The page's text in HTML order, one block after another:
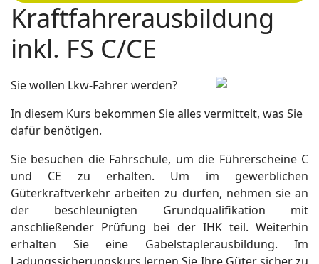
Kraftfahrerausbildung
inkl. FS C/CE
Sie wollen Lkw-Fahrer werden?
In diesem Kurs bekommen Sie alles vermittelt, was Sie
dafür benötigen.
Sie besuchen die Fahrschule, um die Führerscheine C
und CE zu erhalten. Um im gewerblichen
Güterkraftverkehr arbeiten zu dürfen, nehmen sie an
der beschleunigten Grundqualifikation mit
anschließender Prüfung bei der IHK teil. Weiterhin
erhalten Sie eine Gabelstaplerausbildung. Im